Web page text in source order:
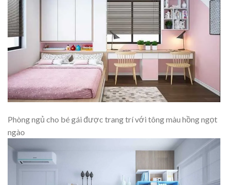
Phòng ngủ cho bé gái được trang trí với tông màu hồng ngọt
ngào